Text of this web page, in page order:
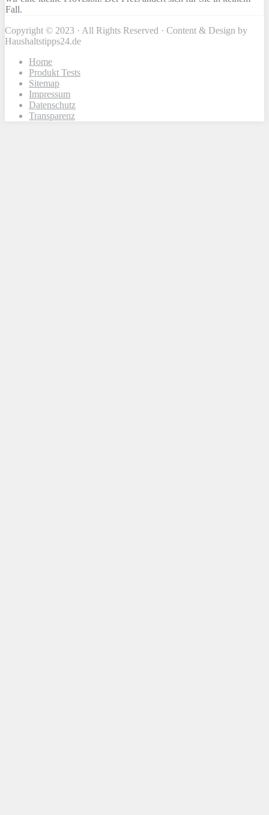
Fall.
Copyright © 2023 · All Rights Reserved · Content & Design by
Haushaltstipps24.de
Home
Produkt Tests
Sitemap
Impressum
Datenschutz
Transparenz